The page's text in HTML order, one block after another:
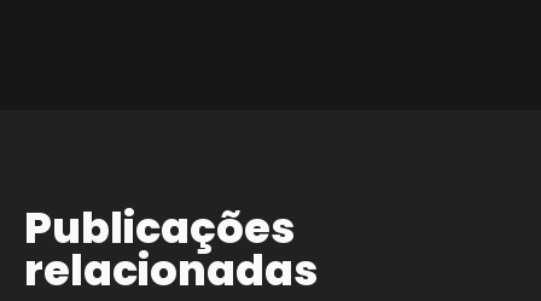
Publicações
relacionadas